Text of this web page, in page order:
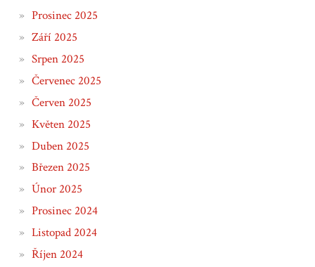
Prosinec 2025
Září 2025
Srpen 2025
Červenec 2025
Červen 2025
Květen 2025
Duben 2025
Březen 2025
Únor 2025
Prosinec 2024
Listopad 2024
Říjen 2024